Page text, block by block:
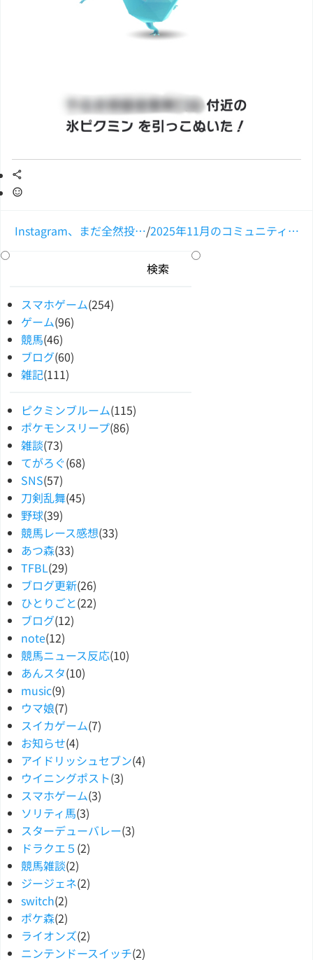
Instagram、まだ全然投…/2025年11月のコミュニティ…
スマホゲーム(254)
ゲーム(96)
競馬(46)
ブログ(60)
雑記(111)
ピクミンブルーム(115)
ポケモンスリープ(86)
雑談(73)
てがろぐ(68)
SNS(57)
刀剣乱舞(45)
野球(39)
競馬レース感想(33)
あつ森(33)
TFBL(29)
ブログ更新(26)
ひとりごと(22)
ブログ(12)
note(12)
競馬ニュース反応(10)
あんスタ(10)
music(9)
ウマ娘(7)
スイカゲーム(7)
お知らせ(4)
アイドリッシュセブン(4)
ウイニングポスト(3)
スマホゲーム(3)
ソリティ馬(3)
スターデューバレー(3)
ドラクエ５ (2)
競馬雑談(2)
ジージェネ(2)
switch(2)
ポケ森(2)
ライオンズ(2)
ニンテンドースイッチ(2)